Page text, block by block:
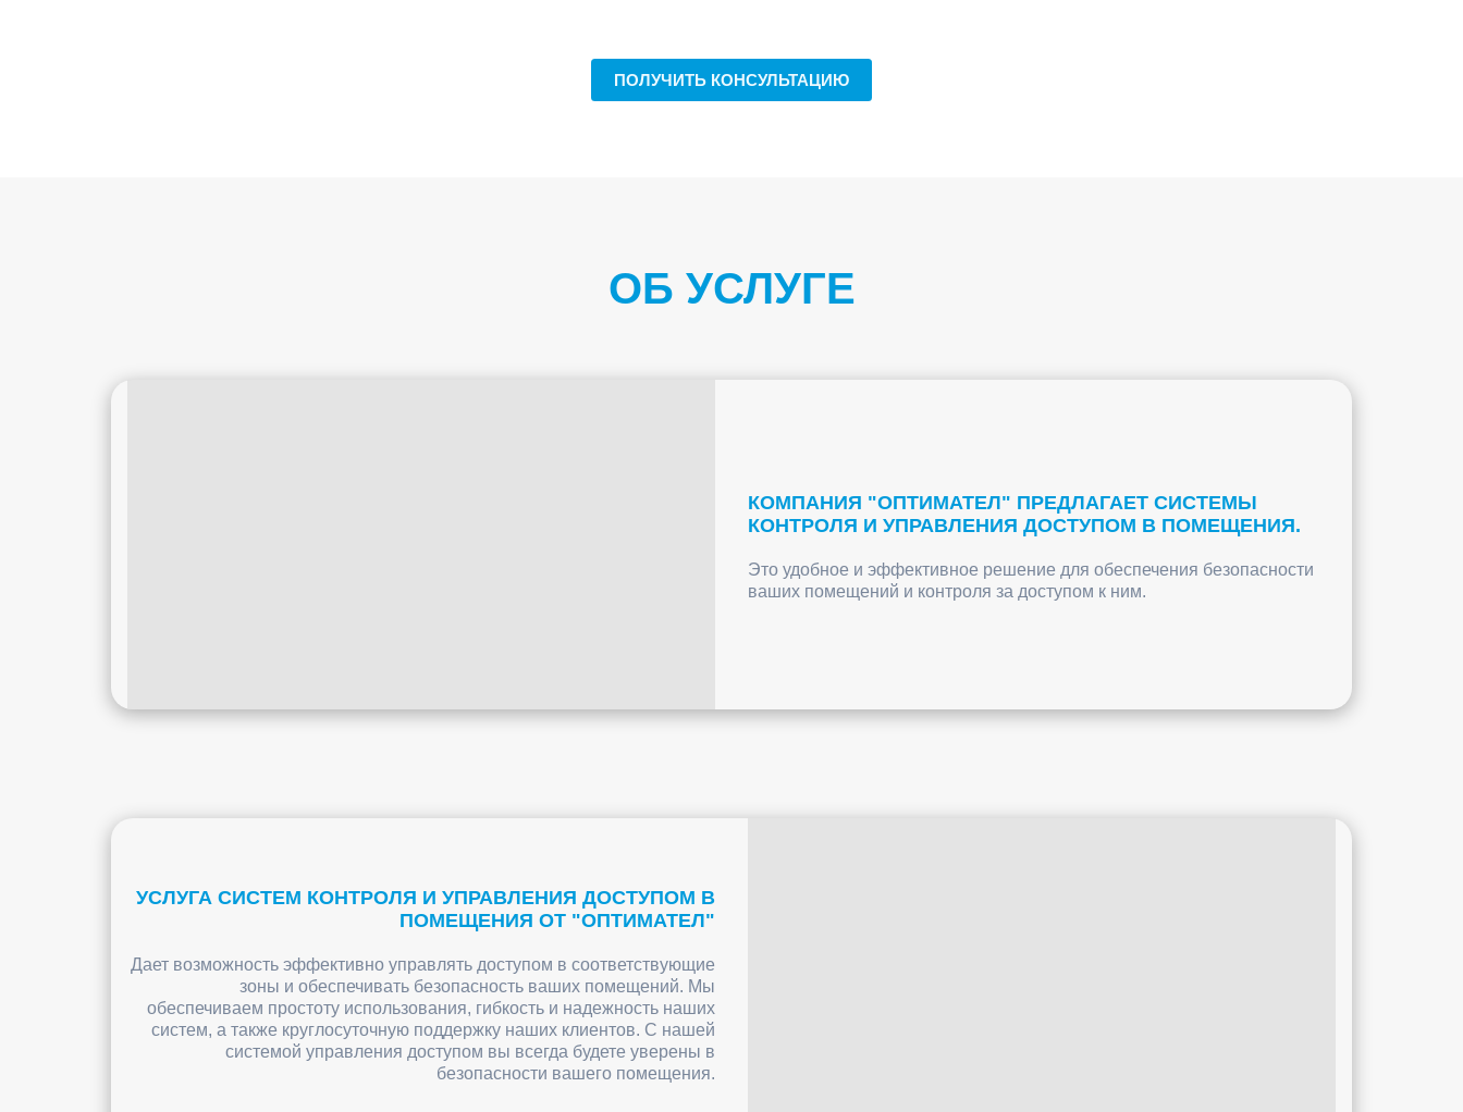
ПОЛУЧИТЬ КОНСУЛЬТАЦИЮ
ОБ УСЛУГЕ
КОМПАНИЯ "ОПТИМАТЕЛ" ПРЕДЛАГАЕТ СИСТЕМЫ
КОНТРОЛЯ И УПРАВЛЕНИЯ ДОСТУПОМ В ПОМЕЩЕНИЯ.
Это удобное и эффективное решение для обеспечения безопасности
ваших помещений и контроля за доступом к ним.
УСЛУГА СИСТЕМ КОНТРОЛЯ И УПРАВЛЕНИЯ ДОСТУПОМ В
ПОМЕЩЕНИЯ ОТ "ОПТИМАТЕЛ"
Дает возможность эффективно управлять доступом в соответствующие
зоны и обеспечивать безопасность ваших помещений. Мы
обеспечиваем простоту использования, гибкость и надежность наших
систем, а также круглосуточную поддержку наших клиентов. С нашей
системой управления доступом вы всегда будете уверены в
безопасности вашего помещения.